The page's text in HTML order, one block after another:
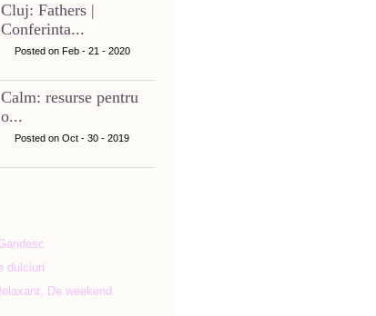
Cluj: Fathers |
Conferinta...
Posted on Feb - 21 - 2020
Calm: resurse pentru
o...
Posted on Oct - 30 - 2019